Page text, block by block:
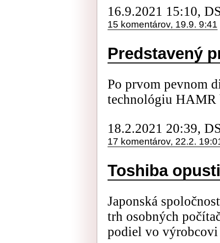
16.9.2021 15:10,
15 komentárov, 19.9. 9:41
Predstavený
Po prvom pevnom
technológiu
18.2.2021 20:39,
17 komentárov, 22.2.
Toshiba
Japonská
trh osobných
podiel vo